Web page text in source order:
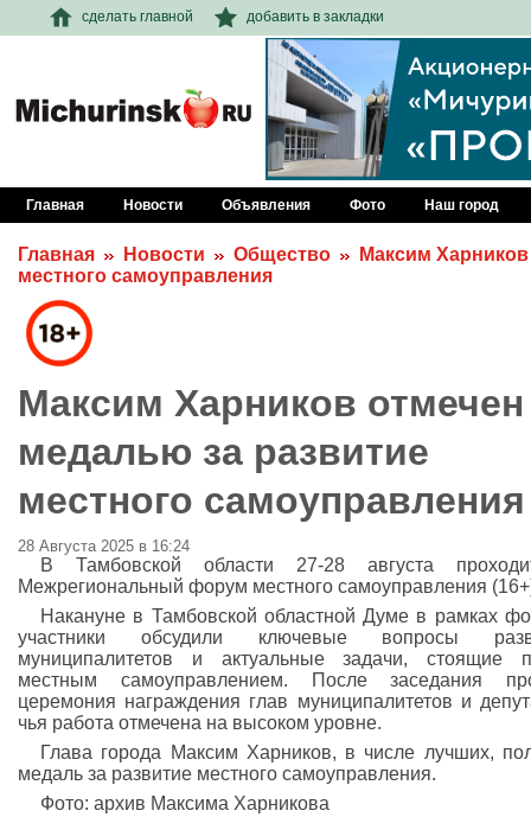
сделать главной добавить в закладки
Главная Новости Объявления Фото Наш город
Главная Новости Общество
Максим
местного самоуправления
Максим Харников отмечен
медалью за развитие
местного самоуправления
28 Августа 2025 в 16:24
В Тамбовской области 27-28 августа
Межрегиональный форум местного самоуправления
Накануне в Тамбовской областной Думе в рамках
участники обсудили ключевые вопросы
муниципалитетов и актуальные задачи, стоящие
местным самоуправлением. После заседания
церемония награждения глав муниципалитетов и
чья работа отмечена на высоком уровне.
Глава города Максим Харников, в числе лучших,
медаль за развитие местного самоуправления.
Фото: архив Максима Харникова